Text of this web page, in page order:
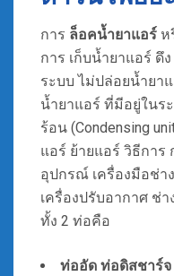
การ ล็อคน้ำยาแอร์ ห
การ เก็บน้ำยาแอร์ ดึ
ระบบ ไม่ปล่อยน้ำยา
น้ำยาแอร์ ที่มีอยู่ในร
ร้อน (Condensing
แอร์ ย้ายแอร์ วิธีการ
อุปกรณ์ เครื่องมือช่า
เครื่องปรับอากาศ ช่
ทั้ง 2 ท่อคือ
ท่ออัด ท่อดิสชาร์จ